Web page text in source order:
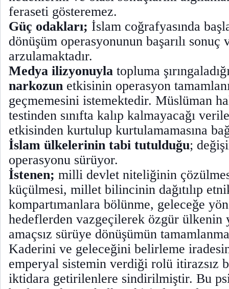
feraseti gösteremez.
Güç odakları; İslam coğrafyasında
dönüşüm operasyonunun başarılı sonuç
arzulamaktadır.
Medya ilizyonuyla topluma
narkozun etkisinin operasyon
geçmemesini istemektedir. Müslüman
testinden sınıfta kalıp kalmayacağı
etkisinden kurtulup kurtulamamasına
İslam ülkelerinin tabi tutulduğu;
operasyonu sürüyor.
İstenen; milli devlet niteliğinin
küçülmesi, millet bilincinin dağıtılıp
kompartımanlara bölünme, geleceğe
hedeflerden vazgeçilerek özgür ülkenin
amaçsız sürüye dönüşümün
Kaderini ve geleceğini belirleme
emperyal sistemin verdiği rolü itirazsız
iktidara getirilenlere sindirilmiştir. Bu